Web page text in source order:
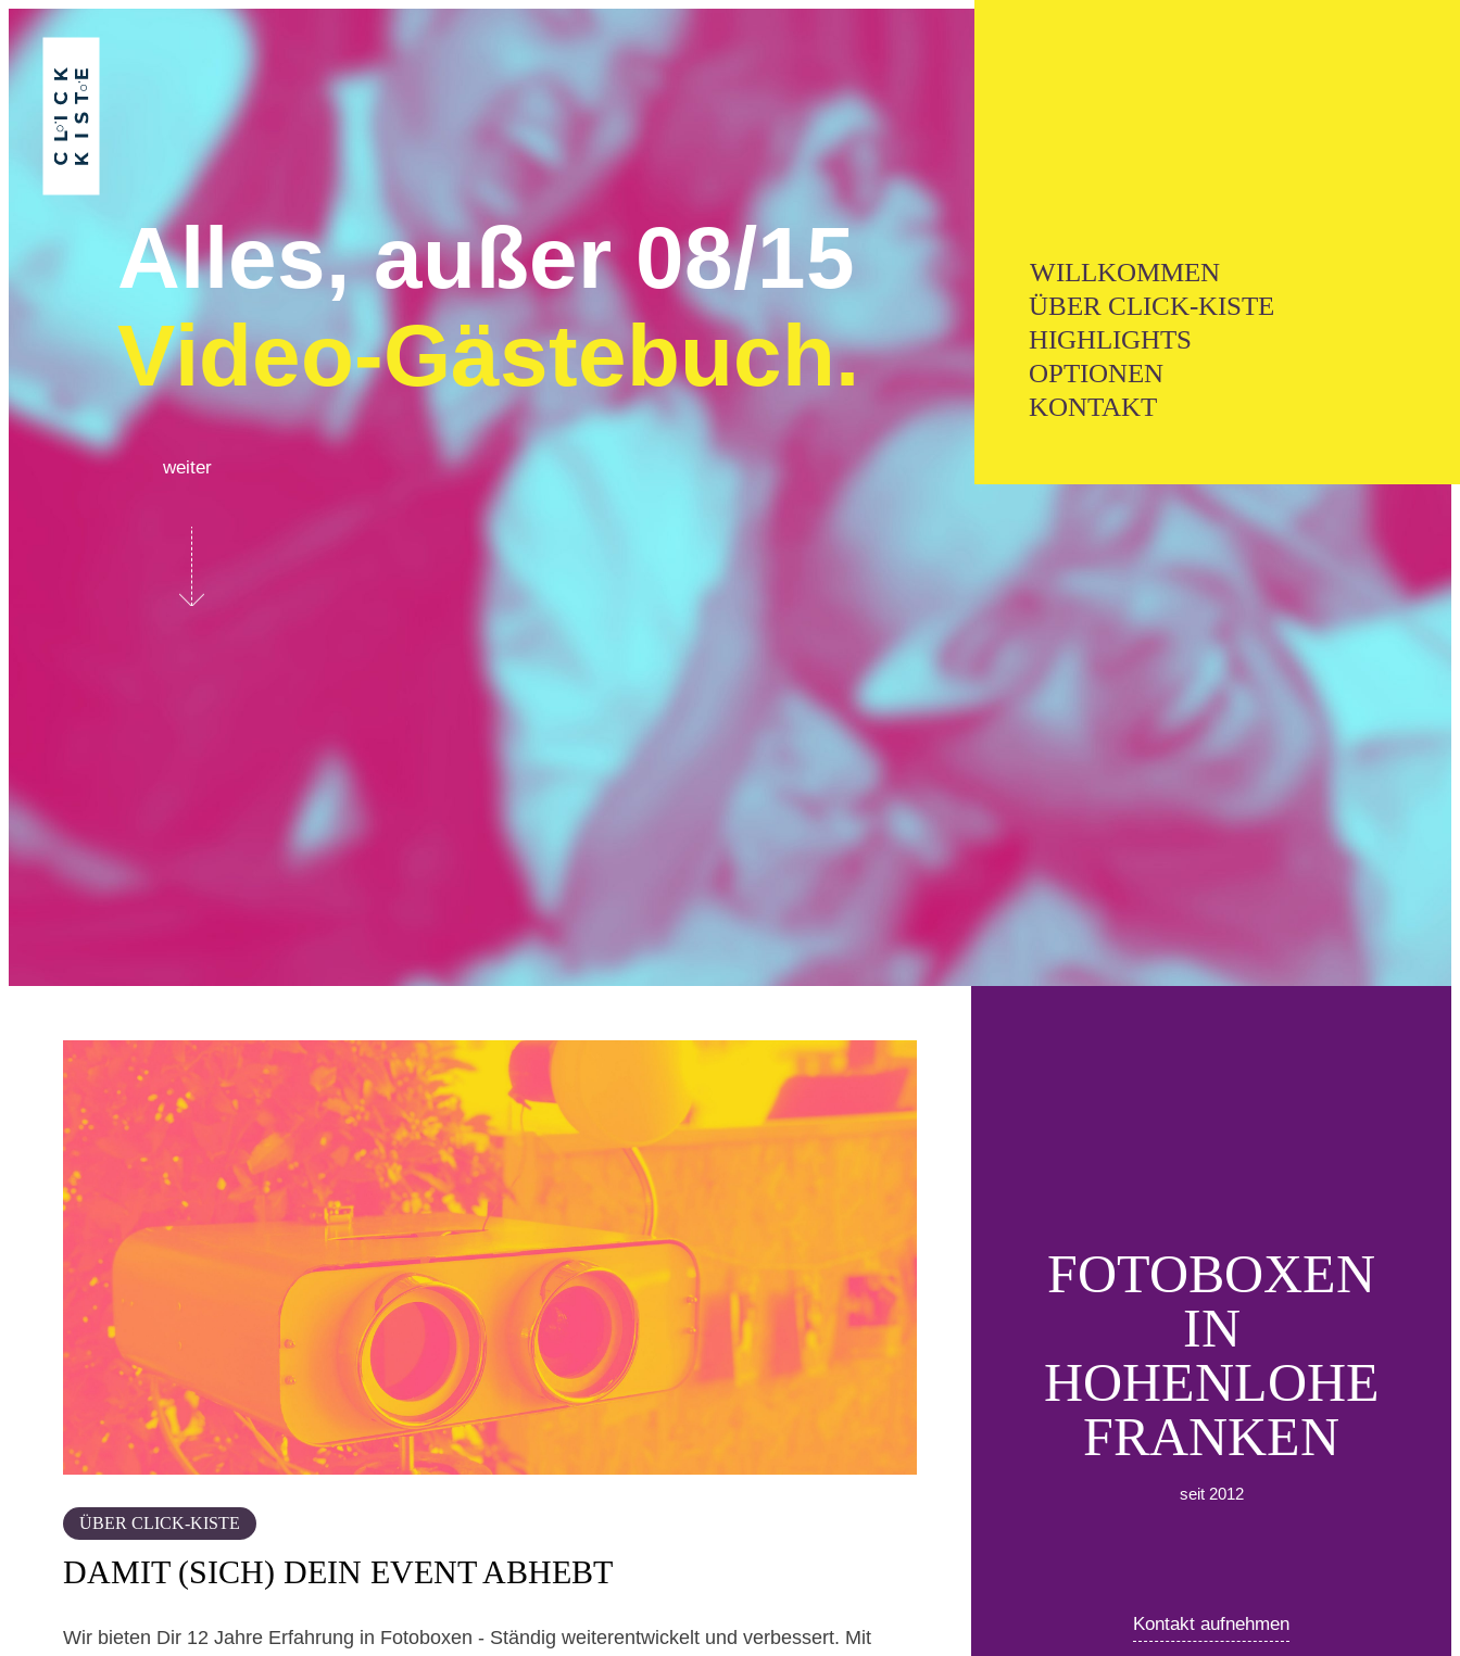
WILLKOMMEN
ÜBER CLICK-KISTE
HIGHLIGHTS
OPTIONEN
KONTAKT
Alles, außer 08/15
weiter e
cool
e Requisit
en.
ÜBER CLICK-KISTE
DAMIT (SICH) DEIN EVENT ABHEBT
Wir bieten Dir 12 Jahre Erfahrung in Fotoboxen - Ständig weiterentwickelt und verbessert. Mit
FOTOBOXEN
IN
HOHENLOHE
FRANKEN
seit 2012
Kontakt aufnehmen